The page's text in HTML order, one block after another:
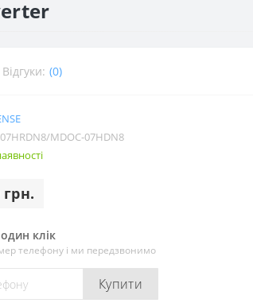
Відгуки: (0)
MDOC-07HDN8
грн.
клік
телефону і ми передзвонимо
Купити